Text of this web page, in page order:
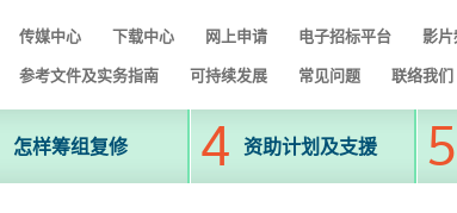
传媒中心 下载中心 网上申请 电子招标平台
影片
参考文件及实务指南
可持续发展 常见问题 联络我们
怎样筹组复修 资助计划及支援